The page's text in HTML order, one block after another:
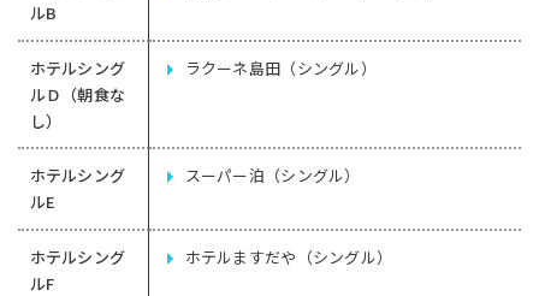
ルB
ホテルシング
ルＤ（朝食な
し）
ラクーネ島田（シングル）
ホテルシング
ルE
スーパー泊（シングル）
ホテルシング
ルF
ホテルますだや（シングル）